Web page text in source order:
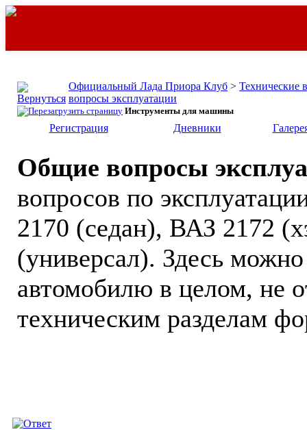
Официальный Лада Приора Клуб > Технические
вопросы эксплуатации
Инструменты для машины
Регистрация Дневники
Общие вопросы
вопросов по
2170 (седан), ВАЗ 2172
(универсал). Здесь
автомобилю в целом, не
техническим разделам